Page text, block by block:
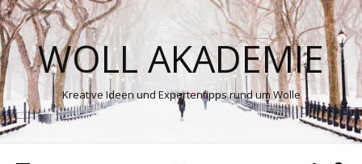
WOLL AKADEMIE
Kreative Ideen und Expertentipps rund um Wolle